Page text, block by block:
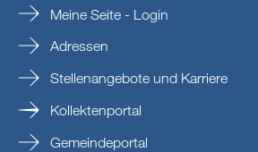
Meine Seite - Login
Adressen
Stellenangebote und Karriere
Kollektenportal
Gemeindeportal